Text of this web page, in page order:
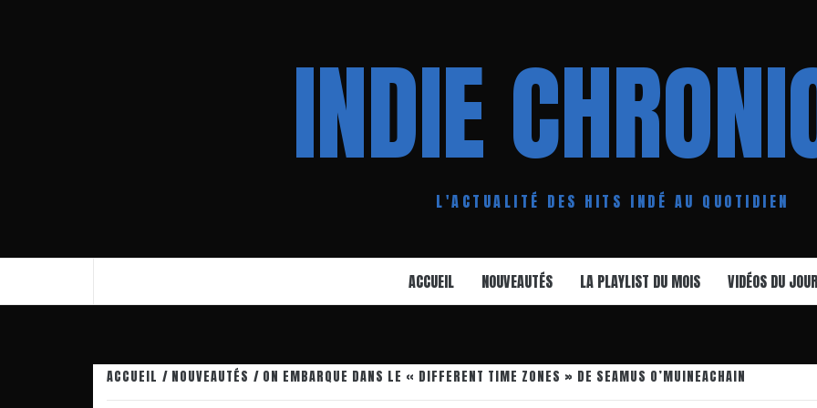
INDIE
L'ACTUALITÉ DES HITS INDÉ AU QUOTIDIEN
ACCUEIL NOUVEAUTÉS LA PLAYLIST DU MOIS VIDÉOS DU JOUR
ACCUEIL NOUVEAUTÉS ON EMBARQUE DANS LE « DIFFERENT TIME ZONES » DE SEAMUS O’MUINEACHAIN